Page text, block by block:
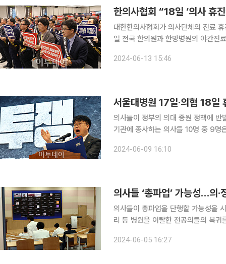
한의사협회 “18일 ‘의사 휴
대한한의사협회가 의사단체의 진료
일 전국 한의원과 한방병원의 야간진
간 연장을 통해 감기, 급체와 같은 다
2024-06-13 15:46
서울대병원 17일·의협 18
의사들이 정부의 의대 증원 정책에
기관에 종사하는 의사들 10명 중 9명
회관에서 ‘의료농단 저지 전국 의사
2024-06-09 16:10
의사들 ‘총파업’ 가능성…의
의사들이 총파업을 단행할 가능성을
리 등 병원을 이탈한 전공의들의 복
2024-06-05 16:27